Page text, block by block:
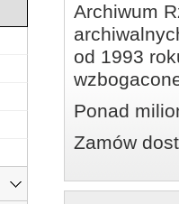
Archiwum
od 1993
Ponad
Zamów